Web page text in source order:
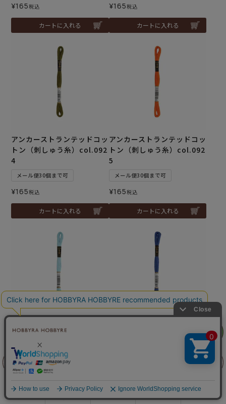
商品を探す 手芸を学ぶ ガイド 店舗情報 ログイン
前に戻る
フェア
¥165税込
カートに入れる
¥165税込
カートに入れる
アンカーストランテッドコッ
トン（刺しゅう糸）col.092
4
メール便30個まで可
¥165税込
カートに入れる
アンカーストランテッドコッ
トン（刺しゅう糸）col.092
5
メール便30個まで可
¥165税込
カートに入れる
トン（刺しゅう糸）col.092
8
メール便30個まで可
カートに入れる
トン（刺しゅう糸）col.094
カートに入れる